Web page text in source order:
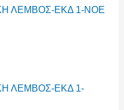
ΛΕΜΒΟΣ-ΕΚΔ 1-ΝΟΕ
ΛΕΜΒΟΣ-ΕΚΔ 1-